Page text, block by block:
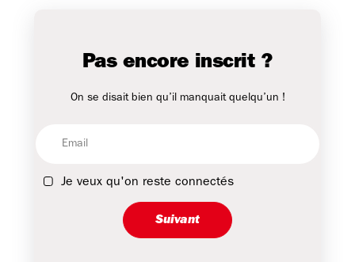
Pas encore inscrit ?
On se disait bien qu’il manquait quelqu’un !
Je veux qu'on reste connectés
Suivant